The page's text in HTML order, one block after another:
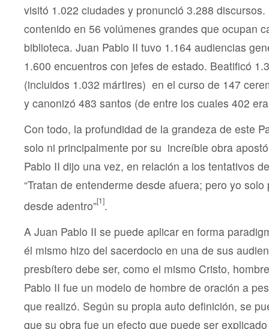
visitó 1.022 ciudades y pronunció 3.288
contenido en 56 volúmenes grandes que ocupan
biblioteca. Juan Pablo II tuvo 1.164 audiencias
1.600 encuentros con jefes de estado. Beatificó
(incluidos 1.032 mártires) en el curso de 147
y canonizó 483 santos (de entre los cuales 402
Con todo, la profundidad de la grandeza de este
solo ni principalmente por su increíble obra
Pablo II dijo una vez, en relación a los tentativos
“Tratan de entenderme desde afuera; pero yo
desde adentro”[1].
A Juan Pablo II se puede aplicar en forma
él mismo hizo del sacerdocio en una de sus
presbítero debe ser, como el mismo Cristo,
Pablo II fue un modelo de hombre de oración a
que realizó. Según su propia auto definición, se
que su obra fue un efecto que puede ser explicado